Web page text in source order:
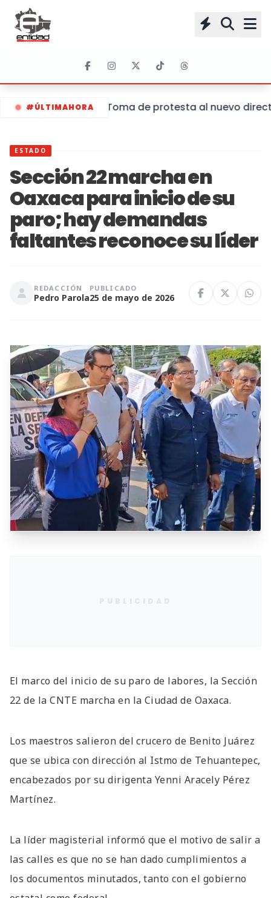
#ÚLTIMAHORA Toma de protesta al nuevo
ESTADO
Sección 22 marcha en
Oaxaca para inicio de su
paro; hay demandas
faltantes reconoce su líder
REDACCIÓN
Pedro Parola
PUBLICADO
25 de mayo de 2026
El marco del inicio de su paro de labores, la Sección
22 de la CNTE marcha en la Ciudad de Oaxaca.
Los maestros salieron del crucero de Benito Juárez
que se ubica con dirección al Istmo de Tehuantepec,
encabezados por su dirigenta Yenni Aracely Pérez
Martínez.
La líder magisterial informó que el motivo de salir a
las calles es que no se han dado cumplimientos a
los documentos minutados, tanto con el gobierno